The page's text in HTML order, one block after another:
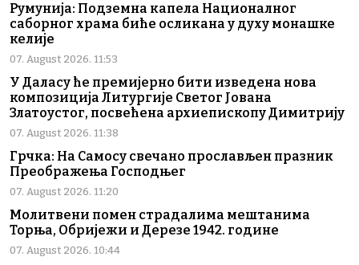
Румунија: Подземна капела Националног
саборног храма биће осликана у духу монашке
келије
07. August 2026. 11:53
У Даласу ће премијерно бити изведена нова
композиција Литургије Светог Јована
Златоустог, посвећена архиепископу Димитрију
07. August 2026. 11:38
Грчка: На Самосу свечано прослављен празник
Преображења Господњег
07. August 2026. 11:20
Молитвени помен страдалима мештанима
Торња, Обријежи и Дерезе 1942. године
07. August 2026. 10:44